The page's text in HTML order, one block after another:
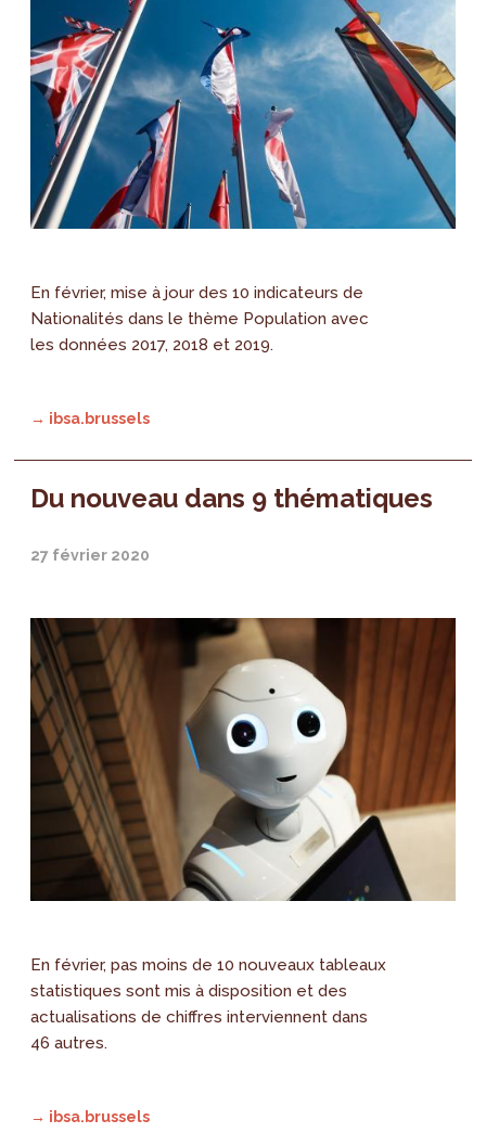
En février, mise à jour des 10 indicateurs de
Nationalités dans le thème Population avec
les données 2017, 2018 et 2019.
→ ibsa.brussels
Du nouveau dans 9 thématiques
27 février 2020
En février, pas moins de 10 nouveaux tableaux
statistiques sont mis à disposition et des
actualisations de chiffres interviennent dans
46 autres.
→ ibsa.brussels